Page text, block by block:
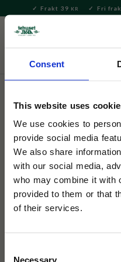
Consent
This website uses
We use cookies to
provide social media
We also share
with our social media,
who may combine it with
provided to them or that
of their services.
Necessary
Meny
Frakt 39 KR Fri
Servering & Dukning
Spode
Spode Blue
Glasunderlägg i laminerad